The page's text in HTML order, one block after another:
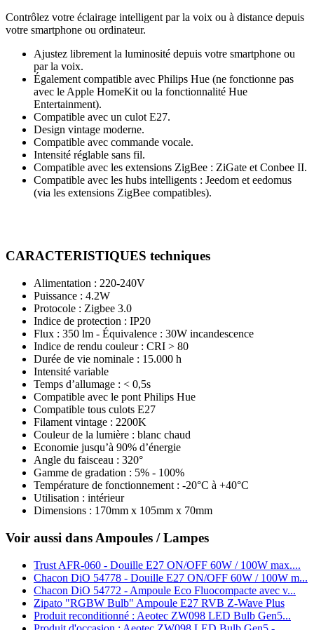
Contrôlez votre éclairage intelligent par la voix ou à distance depuis
votre smartphone ou ordinateur.
Ajustez librement la luminosité depuis votre smartphone ou
par la voix.
Également compatible avec Philips Hue (ne fonctionne pas
avec le Apple HomeKit ou la fonctionnalité Hue
Entertainment).
Compatible avec un culot E27.
Design vintage moderne.
Compatible avec commande vocale.
Intensité réglable sans fil.
Compatible avec les extensions ZigBee : ZiGate et Conbee II.
Compatible avec les hubs intelligents : Jeedom et eedomus
(via les extensions ZigBee compatibles).
CARACTERISTIQUES techniques
Alimentation : 220-240V
Puissance : 4.2W
Protocole : Zigbee 3.0
Indice de protection : IP20
Flux : 350 lm - Équivalence : 30W incandescence
Indice de rendu couleur : CRI > 80
Durée de vie nominale : 15.000 h
Intensité variable
Temps d’allumage : < 0,5s
Compatible avec le pont Philips Hue
Compatible tous culots E27
Filament vintage : 2200K
Couleur de la lumière : blanc chaud
Economie jusqu’à 90% d’énergie
Angle du faisceau : 320°
Gamme de gradation : 5% - 100%
Température de fonctionnement : -20°C à +40°C
Utilisation : intérieur
Dimensions : 170mm x 105mm x 70mm
Voir aussi dans Ampoules / Lampes
Trust AFR-060 - Douille E27 ON/OFF 60W / 100W max....
Chacon DiO 54778 - Douille E27 ON/OFF 60W / 100W m...
Chacon DiO 54772 - Ampoule Eco Fluocompacte avec v...
Zipato "RGBW Bulb" Ampoule E27 RVB Z-Wave Plus
Produit reconditionné : Aeotec ZW098 LED Bulb Gen5...